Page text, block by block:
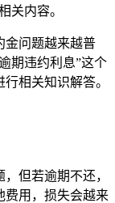
关内容。
金问题越来越普
期违约利息”这个
相关知识解答。
但若逾期不还，
费用，损失会越来